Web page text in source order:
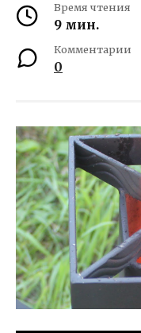
Время чтения
9 мин.
Комментарии
0